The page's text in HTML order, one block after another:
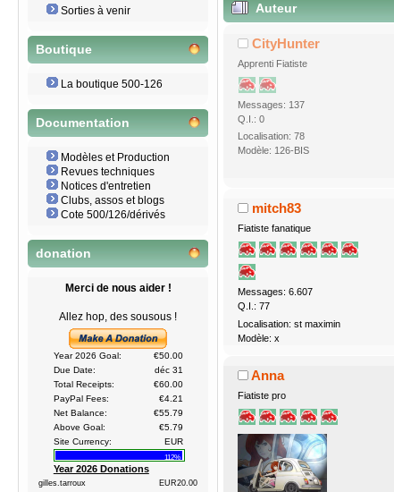
Sorties à venir
Boutique
La boutique 500-126
Documentation
Modèles et Production
Revues techniques
Notices d'entretien
Clubs, assos et blogs
Cote 500/126/dérivés
donation
Merci de nous aider !
Allez hop, des sousous !
Year 2026 Goal:
€50.00
Due Date:
déc 31
Total Receipts:
€60.00
PayPal Fees:
€4.21
Net Balance:
€55.79
Above Goal:
€5.79
Site Currency:
EUR
112%
Year 2026 Donations
gilles.tarroux
EUR20.00
Auteur
CityHunter
Apprenti Fiatiste
Messages: 137
Q.I.: 0
Localisation: 78
Modèle: 126-BIS
mitch83
Fiatiste fanatique
Messages: 6.607
Q.I.: 77
Localisation: st maximin
Modèle: x
Anna
Fiatiste pro